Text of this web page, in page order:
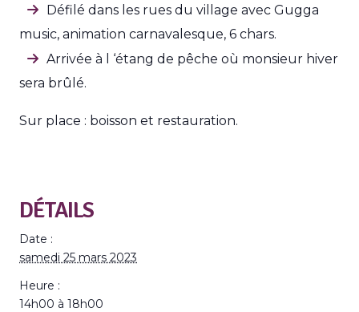
Défilé dans les rues du village avec Gugga
music, animation carnavalesque, 6 chars.
Arrivée à l ‘étang de pêche où monsieur hiver
sera brûlé.
Sur place : boisson et restauration.
DÉTAILS
Date :
samedi 25 mars 2023
Heure :
14h00 à 18h00